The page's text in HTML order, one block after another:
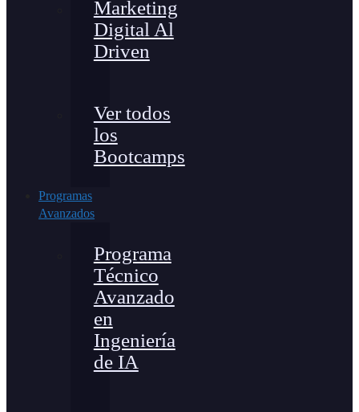
Marketing
Digital Al
Driven
Ver todos
los
Bootcamps
Programas
Avanzados
Programa
Técnico
Avanzado
en
Ingeniería
de IA